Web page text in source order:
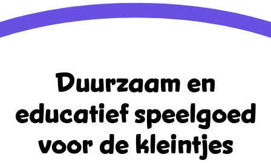
Duurzaam en
educatiefspeelgoed
voor de kleintjes